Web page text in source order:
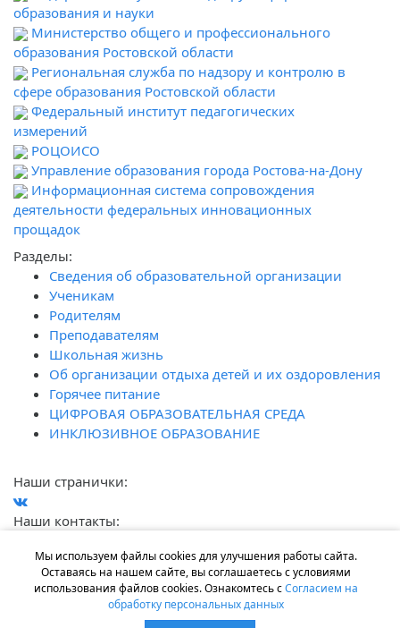
образования и науки
Министерство общего и профессионального
образования Ростовской области
Региональная служба по надзору и контролю в
сфере образования Ростовской области
Федеральный институт педагогических
измерений
РОЦОИСО
Управление образования города Ростова-на-Дону
Информационная система сопровождения
деятельности федеральных инновационных
прощадок
Разделы:
Сведения об образовательной организации
Ученикам
Родителям
Преподавателям
Школьная жизнь
Об организации отдыха детей и их оздоровления
Горячее питание
ЦИФРОВАЯ ОБРАЗОВАТЕЛЬНАЯ СРЕДА
ИНКЛЮЗИВНОЕ ОБРАЗОВАНИЕ
Наши странички:
Наши контакты:
+7 (863) 200-33-13
gimnaziya111@mail.ru
Работает на программном
Мы используем файлы cookies для улучшения работы сайта.
Оставаясь на нашем сайте, вы соглашаетесь с условиями
использования файлов cookies. Ознакомтесь сСогласием на
обработку персональных данных